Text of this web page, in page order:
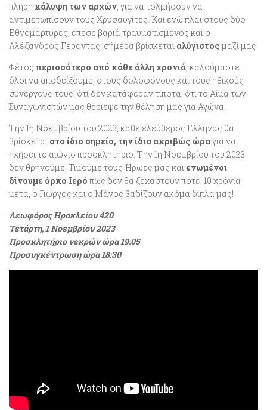
πλήρη κάλυψη των αρχών, για να τολμήσουν να
αντιμετωπίσουν τους Χρυσαυγίτες. Και ενώ πλάι στους δύο
Εθνομάρτυρες, έπεσε βαριά τραυματισμένος και ο
Αλέξανδρος Γέροντας, σήμερα βρίσκεται αλύγιστος μαζί μας.
Φέτος περισσότερο από κάθε άλλη χρονιά, καλούμαστε
όλοι να αποδείξουμε, στους δολοφόνους και τους ηθικούς
συνεργούς τους: ότι δεν κατάφεραν τίποτα, ότι το Αίμα των
Συναγωνιστών μας θέριεψε την θέληση μας για Αγώνα.
Την 1η Νοεμβρίου του 2023, κάθε ελεύθερος Έλληνας θα
βρίσκεται στο ίδιο σημείο, την ίδια ακριβώς ώραγια να
ηχήσει το αιώνιο προσκλητήριο. Την 1η Νοεμβρίου του 2023
δεν θρηνούμε, Τιμούμε τους Ήρωες μας και ενωμένοι
δίνουμε όρκο Ιερό πως δεν θα ξεχαστούν ποτέ! 10 χρόνια
μετά, ο Γιώργος και ο Μάνος βαδίζουν ακόμα δίπλα μας!
Λεωφόρος Ηρακλείου 420
Τετάρτη, 1 Νοεμβρίου 2023
Προσκλητήριο νεκρών ώρα 19:05
Προσυγκέντρωση ώρα 18:30